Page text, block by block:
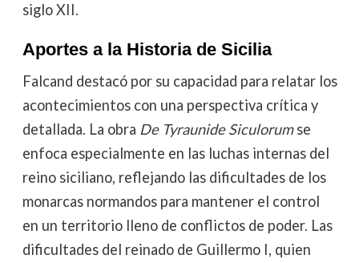
siglo XII.
Aportes a la Historia de Sicilia
Falcand destacó por su capacidad para relatar los
acontecimientos con una perspectiva crítica y
detallada. La obra De Tyraunide Siculorumse
enfoca especialmente en las luchas internas del
reino siciliano, reflejando las dificultades de los
monarcas normandos para mantener el control
en un territorio lleno de conflictos de poder. Las
dificultades del reinado de Guillermo I, quien